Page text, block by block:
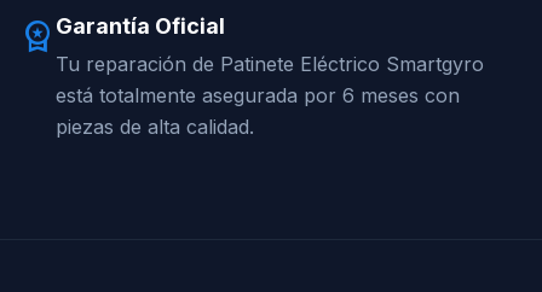
workspace_premium Garantía Oficial
Tu reparación de Patinete Eléctrico Smartgyro
está totalmente asegurada por 6 meses con
piezas de alta calidad.